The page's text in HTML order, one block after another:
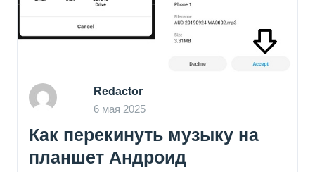
Redactor
6 мая 2025
Как перекинуть музыку на
планшет Андроид